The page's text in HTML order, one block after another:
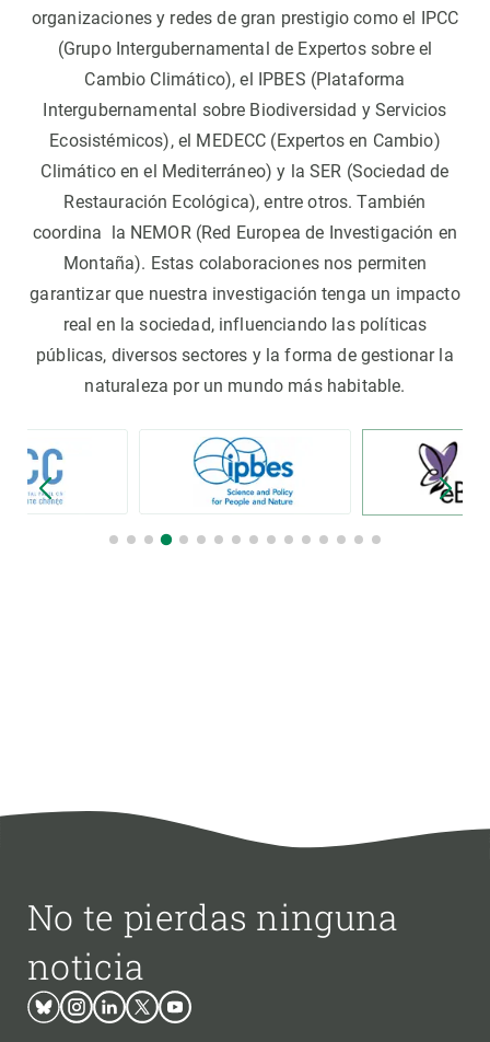
organizaciones y redes de gran prestigio como el IPCC
(Grupo Intergubernamental de Expertos sobre el
Cambio Climático), el IPBES (Plataforma
Intergubernamental sobre Biodiversidad y Servicios
Ecosistémicos), el MEDECC (Expertos en Cambio)
Climático en el Mediterráneo) y la SER (Sociedad de
Restauración Ecológica), entre otros. También
coordina la NEMOR (Red Europea de Investigación en
Montaña). Estas colaboraciones nos permiten
garantizar que nuestra investigación tenga un impacto
real en la sociedad, influenciando las políticas
públicas, diversos sectores y la forma de gestionar la
naturaleza por un mundo más habitable.
No te pierdas ninguna
noticia
BlueskyInstagram
LinkedinTwitterYoutube